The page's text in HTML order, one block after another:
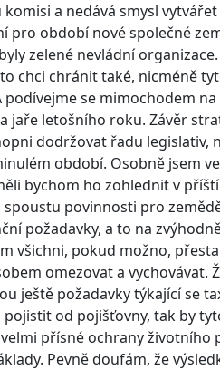
komisi a nedává smysl
pro období nové společné
zelené nevládní
chci chránit také, nicméně
podívejme se mimochodem
jaře letošního roku. Závěr
dodržovat řadu
období. Osobně jsem
bychom ho zohlednit v
povinnosti pro
požadavky, a to na
všichni, pokud možno,
omezovat a
ještě požadavky týkající se
pojistit od pojišťovny, tak by
přísné ochrany životního
Pevně doufám, že